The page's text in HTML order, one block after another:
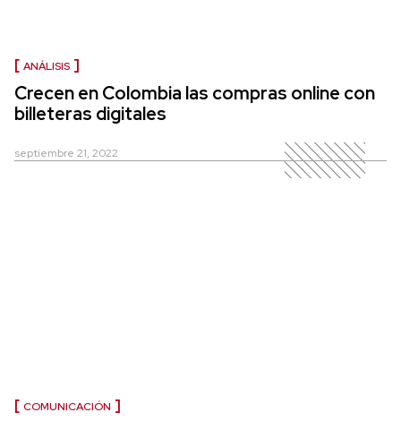
ANÁLISIS
Crecen en Colombia las compras online con
billeteras digitales
septiembre 21, 2022
COMUNICACIÓN